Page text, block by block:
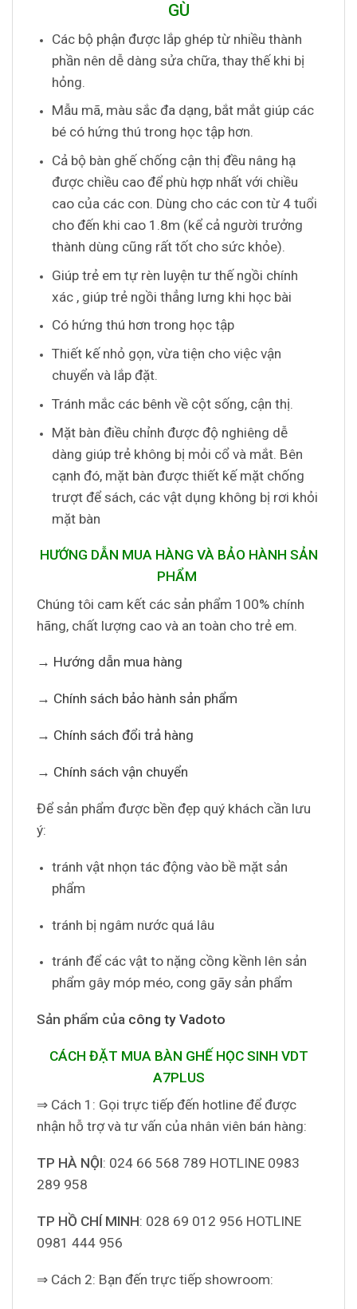
GÙ
Các bộ phận được lắp ghép từ nhiều thành
phần nên dễ dàng sửa chữa, thay thế khi bị
hỏng.
Mẫu mã, màu sắc đa dạng, bắt mắt giúp các
bé có hứng thú trong học tập hơn.
Cả bộ bàn ghế chống cận thị đều nâng hạ
được chiều cao để phù hợp nhất với chiều
cao của các con. Dùng cho các con từ 4 tuổi
cho đến khi cao 1.8m (kể cả người trưởng
thành dùng cũng rất tốt cho sức khỏe).
Giúp trẻ em tự rèn luyện tư thế ngồi chính
xác , giúp trẻ ngồi thẳng lưng khi học bài
Có hứng thú hơn trong học tập
Thiết kế nhỏ gọn, vừa tiện cho việc vận
chuyển và lắp đặt.
Tránh mắc các bênh về cột sống, cận thị.
Mặt bàn điều chỉnh được độ nghiêng dễ
dàng giúp trẻ không bị mỏi cổ và mắt. Bên
cạnh đó, mặt bàn được thiết kế mặt chống
trượt để sách, các vật dụng không bị rơi khỏi
mặt bàn
HƯỚNG DẪN MUA HÀNG VÀ BẢO HÀNH SẢN
PHẨM
Chúng tôi cam kết các sản phẩm 100% chính
hãng, chất lượng cao và an toàn cho trẻ em.
→ Hướng dẫn mua hàng
→ Chính sách bảo hành sản phẩm
→ Chính sách đổi trả hàng
→ Chính sách vận chuyển
Để sản phẩm được bền đẹp quý khách cần lưu
ý:
tránh vật nhọn tác động vào bề mặt sản
phẩm
tránh bị ngâm nước quá lâu
tránh để các vật to nặng cồng kềnh lên sản
phẩm gây móp méo, cong gãy sản phẩm
Sản phẩm của công ty Vadoto
CÁCH ĐẶT MUA BÀN GHẾ HỌC SINH VDT
A7PLUS
⇒ Cách 1: Gọi trực tiếp đến hotline để được
nhận hỗ trợ và tư vấn của nhân viên bán hàng:
TP HÀ NỘI: 024 66 568 789 HOTLINE 0983
289 958
TP HỒ CHÍ MINH: 028 69 012 956 HOTLINE
0981 444 956
⇒ Cách 2: Bạn đến trực tiếp showroom: